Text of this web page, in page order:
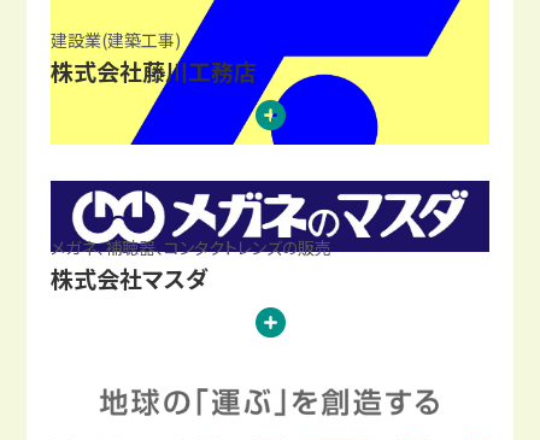
建設業(建築工事)
株式会社藤川工務店
メガネ、補聴器、コンタクトレンズの販売
株式会社マスダ